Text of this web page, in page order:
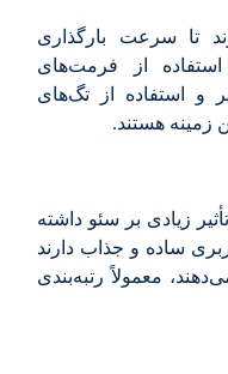
تا سرعت بارگذاری
از فرمت‌های
و استفاده از تگ‌های
زیادی بر سئو داشته
ساده و جذاب دارند
معمولاً رتبه‌بندی